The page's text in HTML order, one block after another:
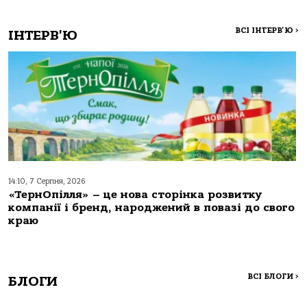
ІНТЕРВ'Ю ВСІ ІНТЕРВ'Ю >
14:10, 7 Серпня, 2026
«ТернОпілля» – це нова сторінка розвитку
компанії і бренд, народжений в повазі до свого
краю
БЛОГИ ВСІ БЛОГИ >